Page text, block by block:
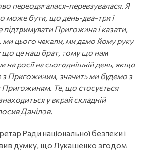
переодягалася-перевзувалася. Я
може бути, що день-два-три і
Пригожина і казати,
цього чекали, ми дамо йому руку
що це наш брат, тому що нам
на росії на сьогоднішній день, якщо
з Пригожиним, значить ми будемо з
Пригожиним. Те, що стосується
у вкрай складній
Данілов.
Ради національної безпеки і
думку, що Лукашенко згодом